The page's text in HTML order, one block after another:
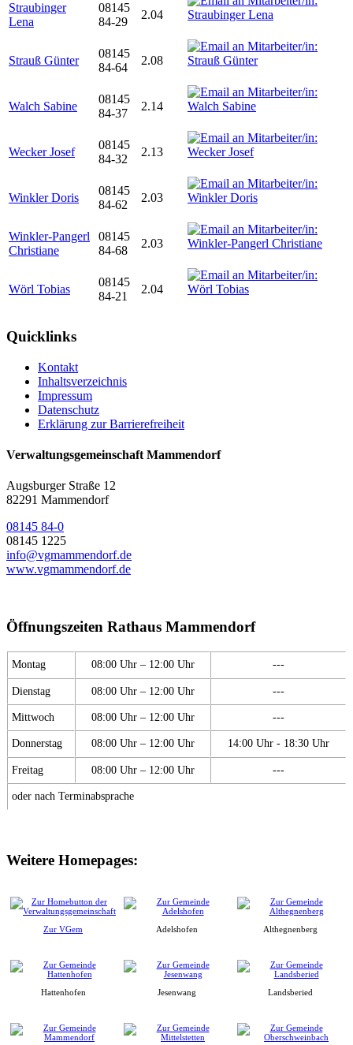
Straubinger
Lena
08145
84-29
2.04
Strauß Günter
08145
84-64
2.08
Walch Sabine
08145
84-37
2.14
Wecker Josef
08145
84-32
2.13
Winkler Doris
08145
84-62
2.03
Winkler-Pangerl
Christiane
08145
84-68
2.03
Wörl Tobias
08145
84-21
2.04
Quicklinks
Kontakt
Inhaltsverzeichnis
Impressum
Datenschutz
Erklärung zur Barrierefreiheit
Verwaltungsgemeinschaft Mammendorf
Augsburger Straße 12
82291 Mammendorf
08145 84-0
08145 1225
info@vgmammendorf.de
www.vgmammendorf.de
Öffnungszeiten Rathaus Mammendorf
Montag 08:00 Uhr – 12:00 Uhr ---
Dienstag 08:00 Uhr – 12:00 Uhr ---
Mittwoch 08:00 Uhr – 12:00 Uhr ---
Donnerstag 08:00 Uhr – 12:00 Uhr 14:00 Uhr - 18:30 Uhr
Freitag 08:00 Uhr – 12:00 Uhr ---
oder nach Terminabsprache
Weitere Homepages:
Zur VGem Adelshofen Althegnenberg
Hattenhofen Jesenwang Landsberied